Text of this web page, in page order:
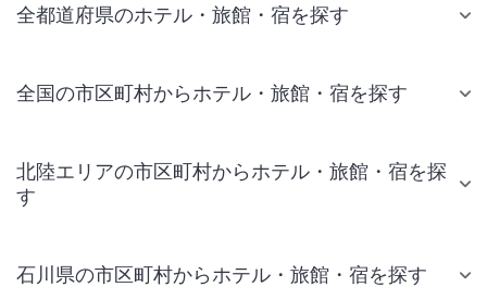
全都道府県のホテル・旅館・宿を探す
全国の市区町村からホテル・旅館・宿を探す
北陸エリアの市区町村からホテル・旅館・宿を探
す
石川県の市区町村からホテル・旅館・宿を探す